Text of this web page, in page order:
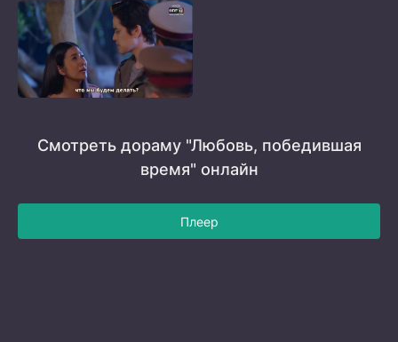
Смотреть дораму "Любовь, победившая
время" онлайн
Плеер